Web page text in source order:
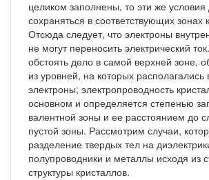
целиком заполнены, то эти же
сохраняться в соответствующих зонах
Отсюда следует, что электроны
не могут переносить электрический
обстоять дело в самой верхней зоне,
из уровней, на которых
электроны; электропроводность
основном и определяется степенью
валентной зоны и ее расстоянием до
пустой зоны. Рассмотрим случаи,
разделение твердых тел на
полупроводники и металлы исходя из
структуры кристаллов.